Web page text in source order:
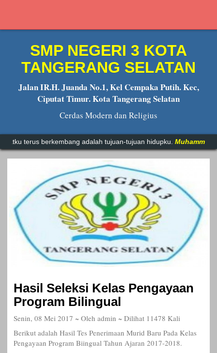
SMP NEGERI 3 KOTA
TANGERANG SELATAN
Jalan IR.H. Juanda No.1, Kel Cempaka Putih. Kec,
Ciputat Timur. Kota Tangerang Selatan
Cerdas Modern dan Religius
adalah tujuan-tujuan hidupku.Muhammad Ali
Hasil Seleksi Kelas Pengayaan
Program Bilingual
Senin, 08 Mei 2017 ~ Oleh admin ~ Dilihat 11478 Kali
Berikut adalah Hasil Tes Penerimaan Murid Baru Pada Kelas
Pengayaan Program Biingual Tahun Ajaran 2017-2018.